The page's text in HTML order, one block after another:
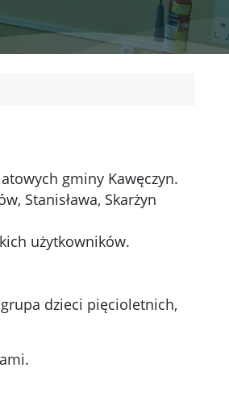
gminy Kawęczyn.
Stanisława, Skarżyn
użytkowników.
dzieci pięcioletnich,